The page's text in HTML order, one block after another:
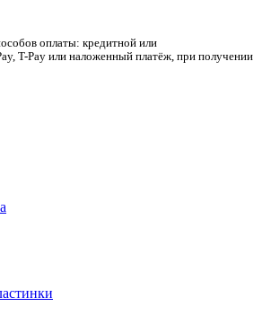
оплаты: кредитной или
T-Pay или наложенный платёж, при получении